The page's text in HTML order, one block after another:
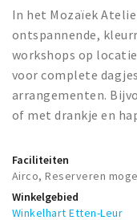
Toeristische routes
Natuurgebieden
Baroniepoorten
Inloggen
In het Mozaïek
ontspannende,
workshops op
voor complete
arrangementen.
of met drankje en
Faciliteiten
Airco, Reserveren
Winkelgebied
Winkelhart Etten-Leur